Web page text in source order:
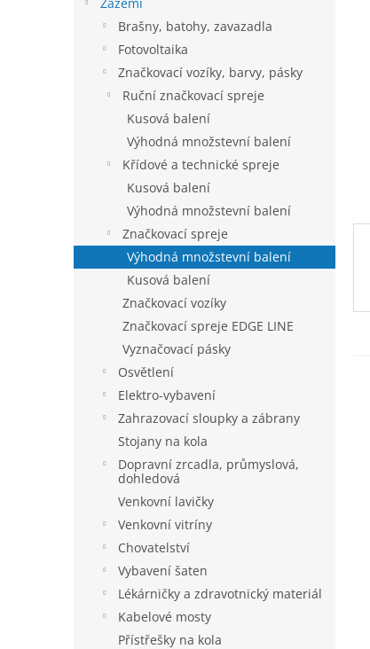
Brašny, batohy, zavazadla
Fotovoltaika
Značkovací vozíky, barvy, pásky
Ruční značkovací spreje
Kusová balení
Výhodná množstevní balení
Křídové a technické spreje
Kusová balení
Výhodná množstevní balení
Značkovací spreje
Výhodná množstevní balení
Kusová balení
Značkovací vozíky
Značkovací spreje EDGE LINE
Vyznačovací pásky
Osvětlení
Elektro-vybavení
Zahrazovací sloupky a zábrany
Stojany na kola
Dopravní zrcadla, průmyslová,
dohledová
Venkovní lavičky
Venkovní vitríny
Chovatelství
Vybavení šaten
Lékárničky a zdravotnický materiál
Kabelové mosty
Přístřešky na kola